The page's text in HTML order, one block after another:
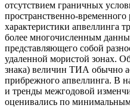
отсутствием граничных
пространственно-
характеристики апвеллинга
более многочисленным
представляющего собой
удаленной мористой зонах.
знака) величин ТИА обычно
прибрежного апвеллинга. В
и тренды межгодовой
оценивались по